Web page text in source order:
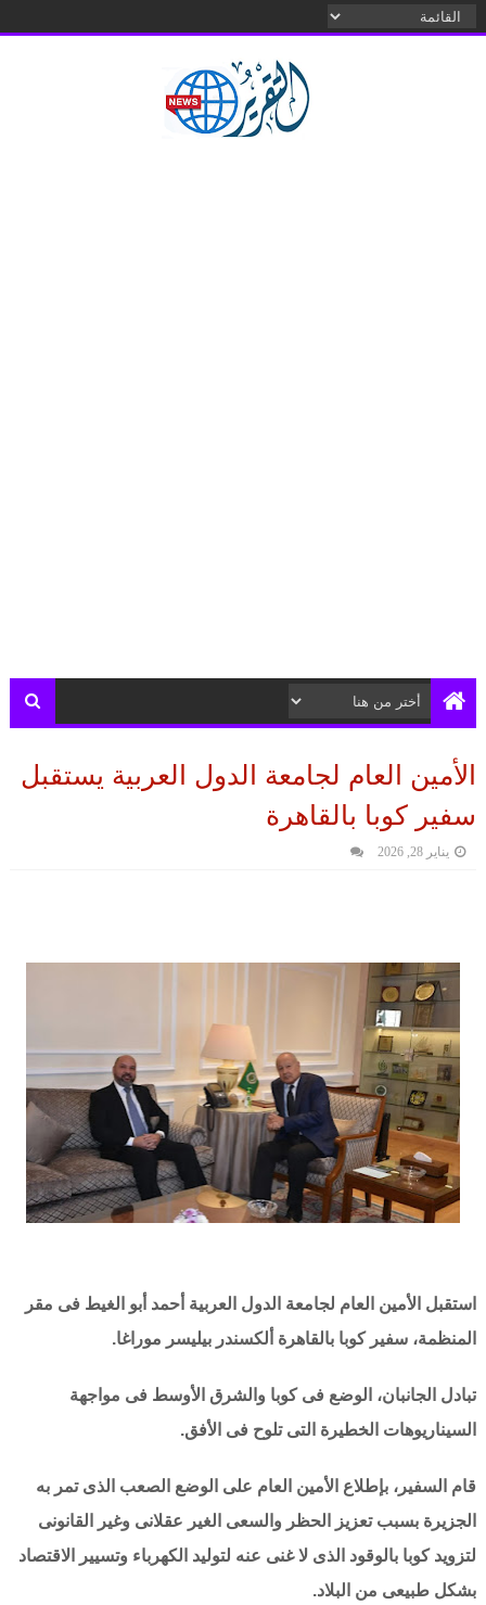
الأمين العام لجامعة الدول العربية يستقبل
سفير كوبا بالقاهرة
يناير 28, 2026
استقبل الأمين العام لجامعة الدول العربية أحمد أبو الغيط فى مقر
المنظمة، سفير كوبا بالقاهرة ألكسندر بيليسر موراغا.
تبادل الجانبان، الوضع فى كوبا والشرق الأوسط فى مواجهة
السيناريوهات الخطيرة التى تلوح فى الأفق.
قام السفير، بإطلاع الأمين العام على الوضع الصعب الذى تمر به
الجزيرة بسبب تعزيز الحظر والسعى الغير عقلانى وغير القانونى
لتزويد كوبا بالوقود الذى لا غنى عنه لتوليد الكهرباء وتسيير الاقتصاد
بشكل طبيعى من البلاد.